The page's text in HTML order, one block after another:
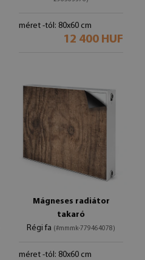
méret -tól: 80x60 cm
12 400 HUF
Mágneses radiátor
takaró
Régi fa (#mmmk-779464078)
méret -tól: 80x60 cm